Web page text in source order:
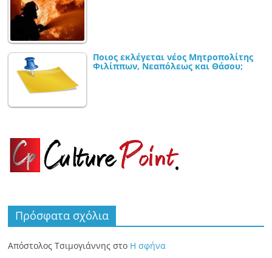
Ποιος εκλέγεται νέος Μητροπολίτης
Φιλίππων, Νεαπόλεως και Θάσου;
Πρόσφατα σχόλια
Απόστολος Τσιμογιάννης στο Η σφήνα